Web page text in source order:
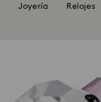
Joyería Relojes